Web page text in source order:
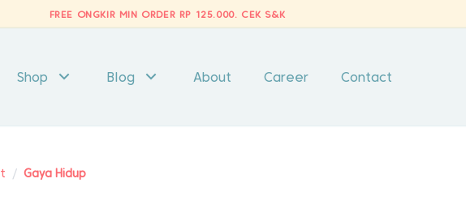
FREE ONGKIR MIN ORDER RP 125.000. CEK S&K
Shop Blog About Career Contact
/ Gaya Hidup